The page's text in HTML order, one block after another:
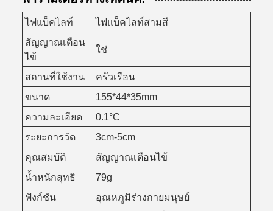
ไฟแบ็คไลท์
ไฟแบ็คไลท์สามสี
สัญญาณเตือน
ไข้
ใช่
สถานที่ใช้งาน
ครัวเรือน
ขนาด
155*44*35mm
ความละเอียด
0.1°C
ระยะการวัด
3cm-5cm
คุณสมบัติ
สัญญาณเตือนไข้
น้ำหนักสุทธิ
79g
ฟังก์ชัน
อุณหภูมิร่างกายมนุษย์